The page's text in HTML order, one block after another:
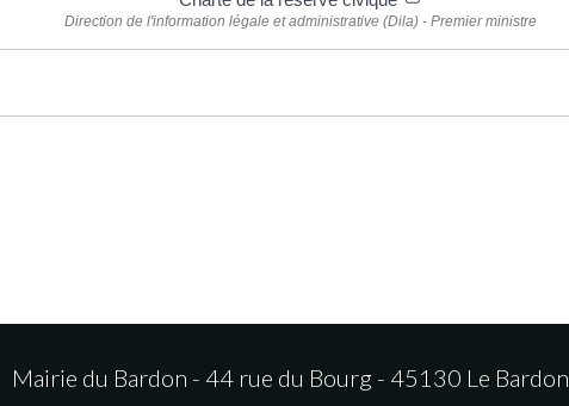
Direction de l'information légale et administrative (Dila) - Premier ministre
Mairie du Bardon - 44 rue du Bourg - 45130 Le Bardon